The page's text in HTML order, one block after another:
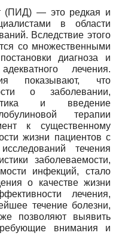
(ПИД) — это редкая и
в области
Вследствие этого
со множественными
диагноза и
лечения.
показывают, что
о заболевании,
и введение
терапии
к существенному
жизни пациентов с
течения
заболеваемости,
инфекций, стало
о качестве жизни
лечения,
течение болезни,
позволяют выявить
внимания и